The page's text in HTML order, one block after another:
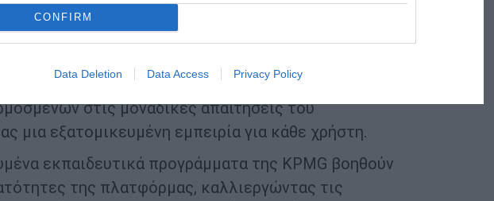
CONFIRM
Data Deletion Data Access Privacy Policy
εργασιών, από έρευνα των κανονισμών έως
την προσαρμοστικότητα της
με την KPMG για την ανάπτυξη
στις μοναδικές απαιτήσεις του
μια εξατομικευμένη εμπειρία για κάθε χρήστη.
εκπαιδευτικά προγράμματα της KPMG βοηθούν
της πλατφόρμας, καλλιεργώντας τις